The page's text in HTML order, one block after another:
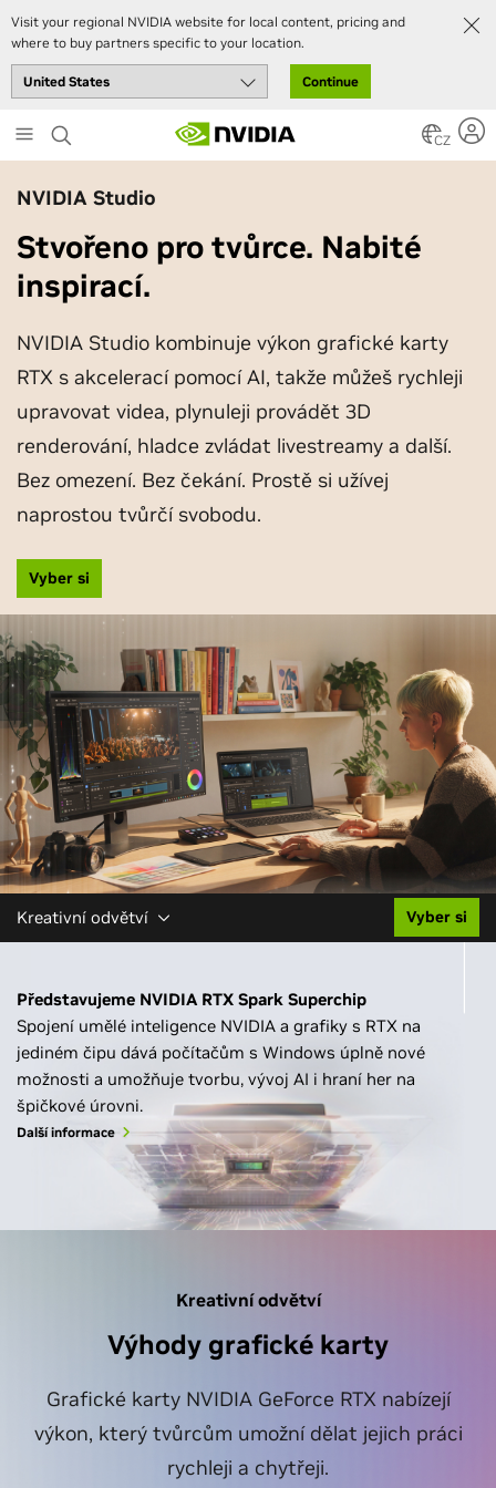
Visit your regional NVIDIA website for local content, pricing and
where to buy partners specific to your location.
Continue
to
main
content
CZ
NVIDIA Studio
Stvořeno pro tvůrce. Nabité
inspirací.
NVIDIA Studio kombinuje výkon grafické karty
RTX s akcelerací pomocí AI, takže můžeš rychleji
upravovat videa, plynuleji provádět 3D
renderování, hladce zvládat livestreamy a další.
Bez omezení. Bez čekání. Prostě si užívej
naprostou tvůrčí svobodu.
Vyber si
Kreativní odvětví Vyber si
Představujeme NVIDIA RTX Spark Superchip
Spojení umělé inteligence NVIDIA a grafiky s RTX na
jediném čipu dává počítačům s Windows úplně nové
možnosti a umožňuje tvorbu, vývoj AI i hraní her na
špičkové úrovni.
Další informace
Kreativní odvětví
Výhody grafické karty
Grafické karty NVIDIA GeForce RTX nabízejí
výkon, který tvůrcům umožní dělat jejich práci
rychleji a chytřeji.